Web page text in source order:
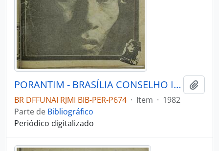
PORANTIM - BRASÍLIA CONSELHO INDIGENISTA MISSIONÁRIO - 1982 - Nº38
BR DFFUNAI RJMI BIB-PER-P674 · Item · 1982
Parte de Bibliográfico
Periódico digitalizado